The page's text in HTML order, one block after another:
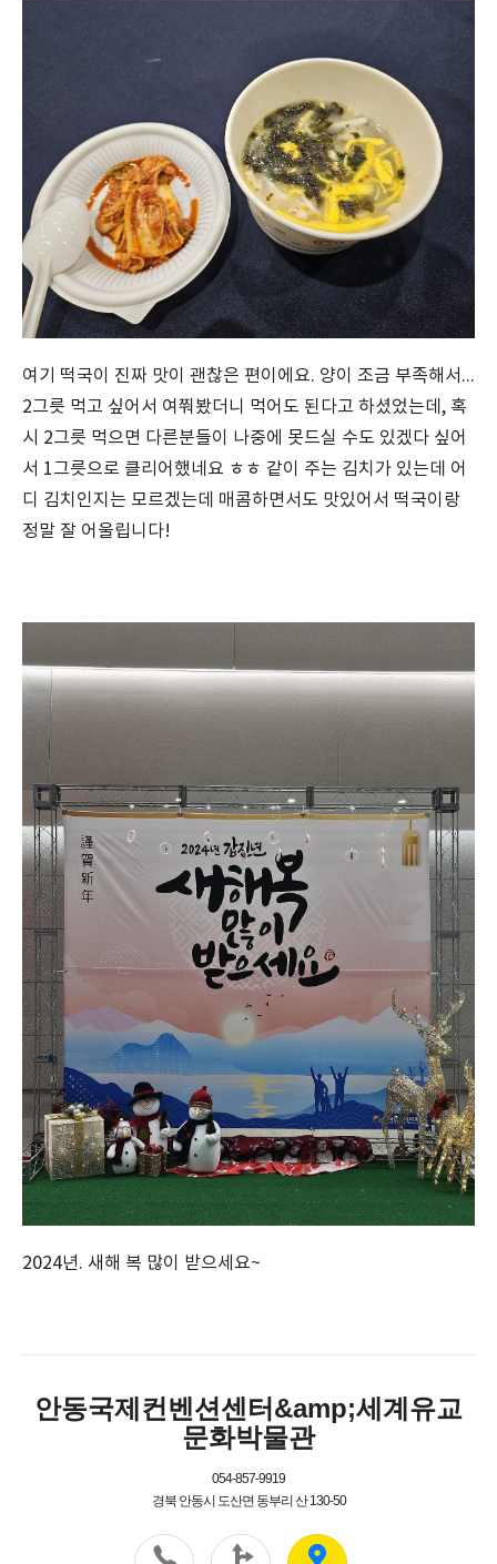
여기 떡국이 진짜 맛이 괜찮은 편이에요. 양이 조금 부족해서...
2그릇 먹고 싶어서 여쭤봤더니 먹어도 된다고 하셨었는데, 혹
시 2그릇 먹으면 다른분들이 나중에 못드실 수도 있겠다 싶어
서 1그릇으로 클리어했네요 ㅎㅎ 같이 주는 김치가 있는데 어
디 김치인지는 모르겠는데 매콤하면서도 맛있어서 떡국이랑
정말 잘 어울립니다!
2024년. 새해 복 많이 받으세요~